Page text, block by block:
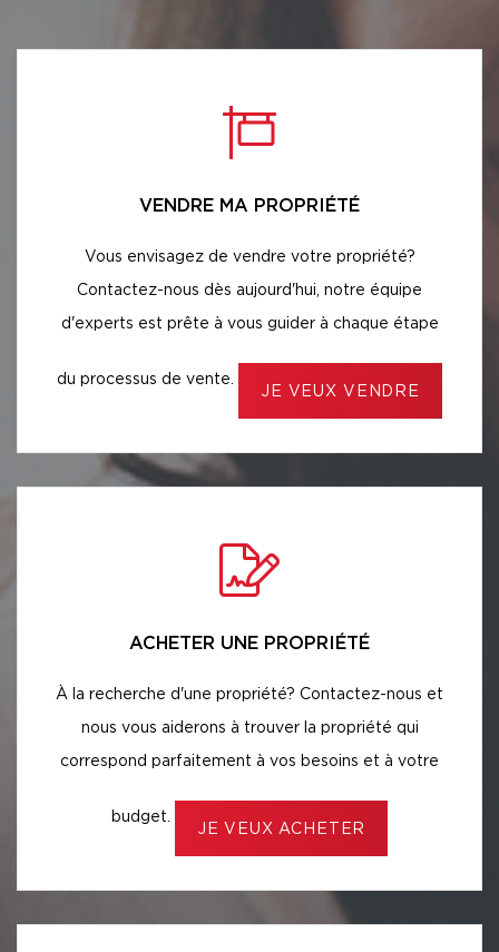
VENDRE MA PROPRIÉTÉ
Vous envisagez de vendre votre propriété?
Contactez-nous dès aujourd'hui, notre équipe
d'experts est prête à vous guider à chaque étape
du processus de vente.
JE VEUX VENDRE
ACHETER UNE PROPRIÉTÉ
À la recherche d'une propriété? Contactez-nous et
nous vous aiderons à trouver la propriété qui
correspond parfaitement à vos besoins et à votre
budget.
JE VEUX ACHETER